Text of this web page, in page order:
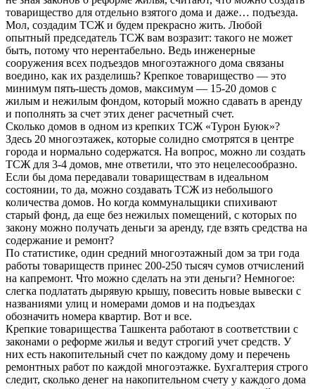
товарищество для отдельно взятого дома и даже… подъезда.
Мол, создадим ТСЖ и будем прекрасно жить. Любой
опытный председатель ТСЖ вам возразит: такого не может
быть, потому что нерентабельно. Ведь инженерные
сооружения всех подъездов многоэтажного дома связаны
воедино, как их разделишь? Крепкое товарищество — это
минимум пять-шесть домов, максимум — 15-20 домов с
жилым и нежилым фондом, который можно сдавать в аренду
и пополнять за счет этих денег расчетный счет.
Сколько домов в одном из крепких ТСЖ «Турон Буюк»?
Здесь 20 многоэтажек, которые солидно смотрятся в центре
города и нормально содержатся. На вопрос, можно ли создать
ТСЖ для 3-4 домов, мне ответили, что это нецелесообразно.
Если бы дома передавали товариществам в идеальном
состоянии, то да, можно создавать ТСЖ из небольшого
количества домов. Но когда коммунальщики спихивают
старый фонд, да еще без нежилых помещений, с которых по
закону можно получать деньги за аренду, где взять средства на
содержание и ремонт?
По статистике, один средний многоэтажный дом за три года
работы товариществ принес 200-250 тысяч сумов отчислений
на капремонт. Что можно сделать на эти деньги? Немногое:
слегка подлатать дырявую крышу, повесить новые вывески с
названиями улиц и номерами домов и на подъездах
обозначить номера квартир. Вот и все.
Крепкие товарищества Ташкента работают в соответствии с
законами о реформе жилья и ведут строгий учет средств. У
них есть накопительный счет по каждому дому и перечень
ремонтных работ по каждой многоэтажке. Бухгалтерия строго
следит, сколько денег на накопительном счету у каждого дома